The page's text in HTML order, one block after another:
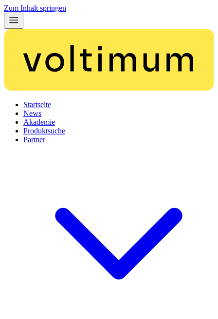
Zum Inhalt springen
Startseite
News
Akademie
Produktsuche
Partner